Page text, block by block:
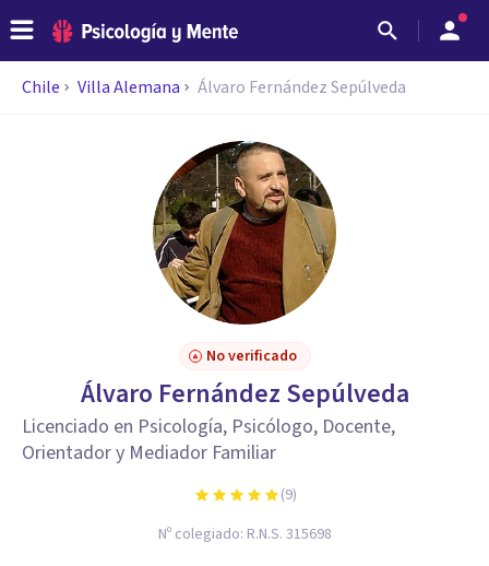
Chile Villa Alemana Álvaro Fernández Sepúlveda
No verificado
Álvaro Fernández Sepúlveda
Licenciado en Psicología, Psicólogo, Docente,
Orientador y Mediador Familiar
(9)
Nº colegiado: R.N.S. 315698